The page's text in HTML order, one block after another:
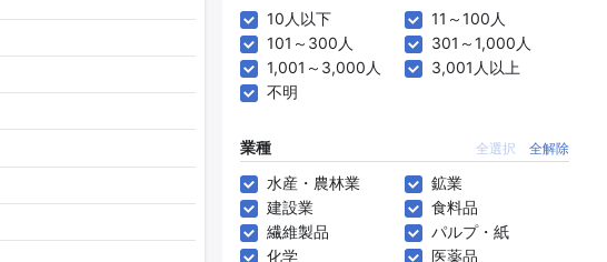
10人以下
11～100人
101～300人
301～1,000人
1,001～3,000人
3,001人以上
不明
業種 全選択 全解除
水産・農林業
鉱業
建設業
食料品
繊維製品
パルプ・紙
化学
医薬品